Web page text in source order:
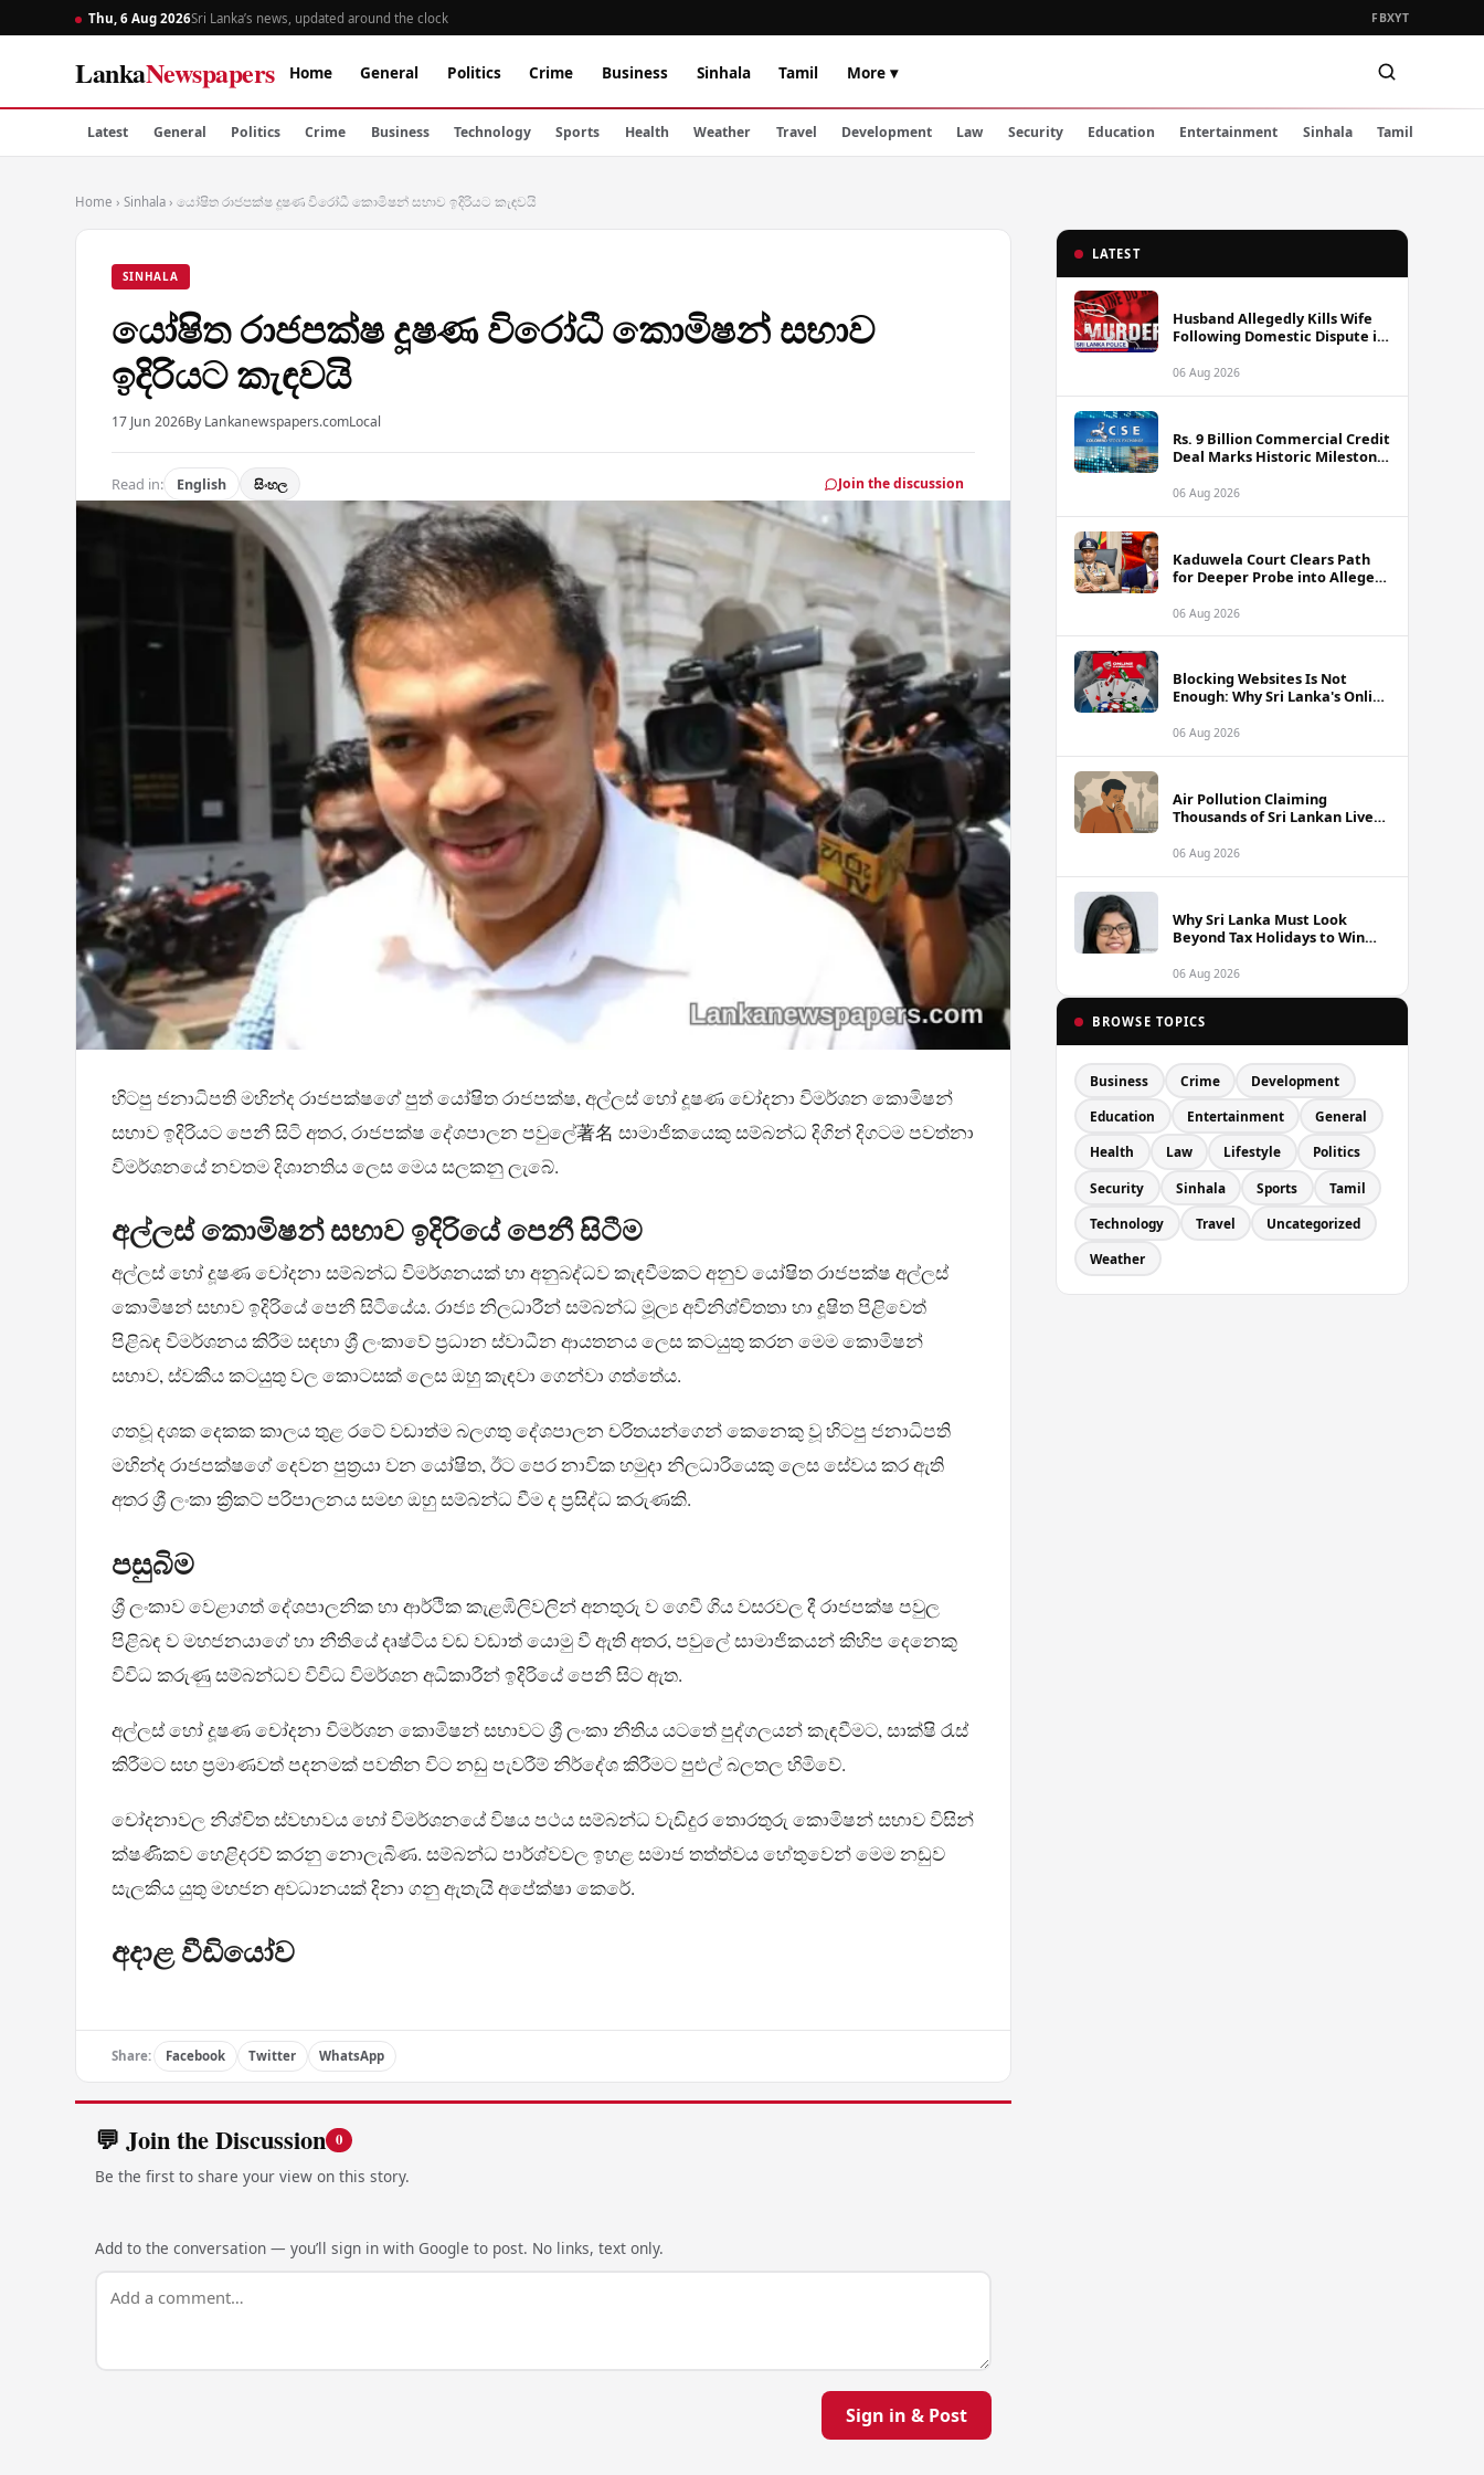
Thu, 6 Aug 2026Sri Lanka’s news, updated around the clock FBXYT
LankaNewspapers Home General Politics Crime Business Sinhala Tamil More ▾
Latest General Politics Crime Business Technology Sports Health Weather Travel Development Law Security Education Entertainment Sinhala Tamil
Home › Sinhala › යෝෂිත රාජපක්ෂ දූෂණ විරෝධී කොමිෂන් සභාව ඉදිරියට කැඳවයි
SINHALA
යෝෂිත රාජපක්ෂ දූෂණ විරෝධී කොමිෂන් සභාව
ඉදිරියට කැඳවයි
17 Jun 2026By Lankanewspapers.comLocal
Read in: English සිංහල Join the discussion
හිටපු ජනාධිපති මහින්ද රාජපක්ෂගේ පුත් යෝෂිත රාජපක්ෂ, අල්ලස් හෝ දූෂණ චෝදනා විමර්ශන කොමිෂන්
සභාව ඉදිරියට පෙනී සිටි අතර, රාජපක්ෂ දේශපාලන පවුලේ著名 සාමාජිකයෙකු සම්බන්ධ දිගින් දිගටම පවත්නා
විමර්ශනයේ නවතම දිශානතිය ලෙස මෙය සලකනු ලැබේ.
අල්ලස් කොමිෂන් සභාව ඉදිරියේ පෙනී සිටීම
අල්ලස් හෝ දූෂණ චෝදනා සම්බන්ධ විමර්ශනයක් හා අනුබද්ධව කැඳවීමකට අනුව යෝෂිත රාජපක්ෂ අල්ලස්
කොමිෂන් සභාව ඉදිරියේ පෙනී සිටියේය. රාජ්‍ය නිලධාරීන් සම්බන්ධ මූල්‍ය අවිනිශ්චිතතා හා දූෂිත පිළිවෙත්
පිළිබඳ විමර්ශනය කිරීම සඳහා ශ්‍රී ලංකාවේ ප්‍රධාන ස්වාධීන ආයතනය ලෙස කටයුතු කරන මෙම කොමිෂන්
සභාව, ස්වකීය කටයුතු වල කොටසක් ලෙස ඔහු කැඳවා ගෙන්වා ගත්තේය.
ගතවූ දශක දෙකක කාලය තුළ රටේ වඩාත්ම බලගතු දේශපාලන චරිතයන්ගෙන් කෙනෙකු වූ හිටපු ජනාධිපති
මහින්ද රාජපක්ෂගේ දෙවන පුත්‍රයා වන යෝෂිත, ඊට පෙර නාවික හමුදා නිලධාරියෙකු ලෙස සේවය කර ඇති
අතර ශ්‍රී ලංකා ක්‍රිකට් පරිපාලනය සමඟ ඔහු සම්බන්ධ වීම ද ප්‍රසිද්ධ කරුණකි.
පසුබිම
ශ්‍රී ලංකාව වෙළාගත් දේශපාලනික හා ආර්ථික කැළඹිලිවලින් අනතුරු ව ගෙවී ගිය වසරවල දී රාජපක්ෂ පවුල
පිළිබඳ ව මහජනයාගේ හා නීතියේ දෘෂ්ටිය වඩ වඩාත් යොමු වී ඇති අතර, පවුලේ සාමාජිකයන් කිහිප දෙනෙකු
විවිධ කරුණු සම්බන්ධව විවිධ විමර්ශන අධිකාරීන් ඉදිරියේ පෙනී සිට ඇත.
අල්ලස් හෝ දූෂණ චෝදනා විමර්ශන කොමිෂන් සභාවට ශ්‍රී ලංකා නීතිය යටතේ පුද්ගලයන් කැඳවීමට, සාක්ෂි රැස්
කිරීමට සහ ප්‍රමාණවත් පදනමක් පවතින විට නඩු පැවරීම් නිර්දේශ කිරීමට පුළුල් බලතල හිමිවේ.
චෝදනාවල නිශ්චිත ස්වභාවය හෝ විමර්ශනයේ විෂය පථය සම්බන්ධ වැඩිදුර තොරතුරු කොමිෂන් සභාව විසින්
ක්ෂණිකව හෙළිදරව් කරනු නොලැබිණ. සම්බන්ධ පාර්ශ්වවල ඉහළ සමාජ තත්ත්වය හේතුවෙන් මෙම නඩුව
සැලකිය යුතු මහජන අවධානයක් දිනා ගනු ඇතැයි අපේක්ෂා කෙරේ.
අදාළ වීඩියෝව
Share: Facebook Twitter WhatsApp
💬 Join the Discussion 0
Be the first to share your view on this story.
Add to the conversation — you’ll sign in with Google to post. No links, text only.
Sign in & Post
LATEST
Husband Allegedly Kills Wife
Following Domestic Dispute in
06 Aug 2026
Rs. 9 Billion Commercial Credit
Deal Marks Historic Milestone
06 Aug 2026
Kaduwela Court Clears Path
for Deeper Probe into Alleged
to Sagara Kariyawasam
06 Aug 2026
Blocking Websites Is Not
Enough: Why Sri Lanka's Online
Deeper
06 Aug 2026
Air Pollution Claiming
Thousands of Sri Lankan Lives
06 Aug 2026
Why Sri Lanka Must Look
Beyond Tax Holidays to Win
06 Aug 2026
BROWSE TOPICS
Business Crime Development
Education Entertainment General
Health Law Lifestyle Politics
Security Sinhala Sports Tamil
Technology Travel Uncategorized
Weather